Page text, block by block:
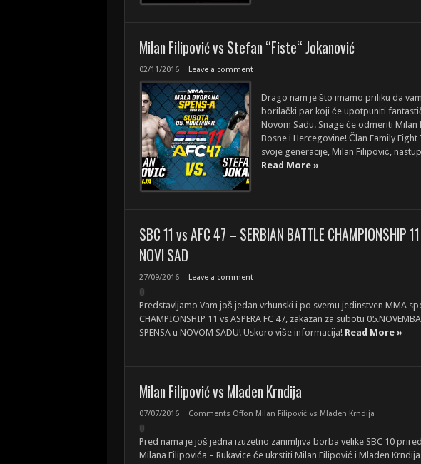
Milan Filipović vs Stefan “Fiste“ Jokanović
02/11/2016 Leave a comment
Drago nam je što imamo priliku da
borilački par koji će upotpuniti
Novom Sadu. Snage će odmeriti Milan
Bosne i Hercegovine! Član Family
svoje generacije, Milan Filipović,
Read More »
SBC 11 vs AFC 47 – SERBIAN BATTLE CHAMPIONSHIP
NOVI SAD
27/09/2016 Leave a comment
Predstavljamo Vam još jedan vrhunski i po svemu jedinstven MMA
CHAMPIONSHIP 11 vs ASPERA FC 47, zakazan za subotu
SPENSA u NOVOM SADU! Uskoro više informacija! Read More »
Milan Filipović vs Mladen Krndija
07/07/2016 Comments Offon Milan Filipović vs Mladen Krndija
Pred nama je još jedna izuzetno zanimljiva borba velike SBC 10
Milana Filipovića – Rukavice će ukrstiti Milan Filipović i Mladen